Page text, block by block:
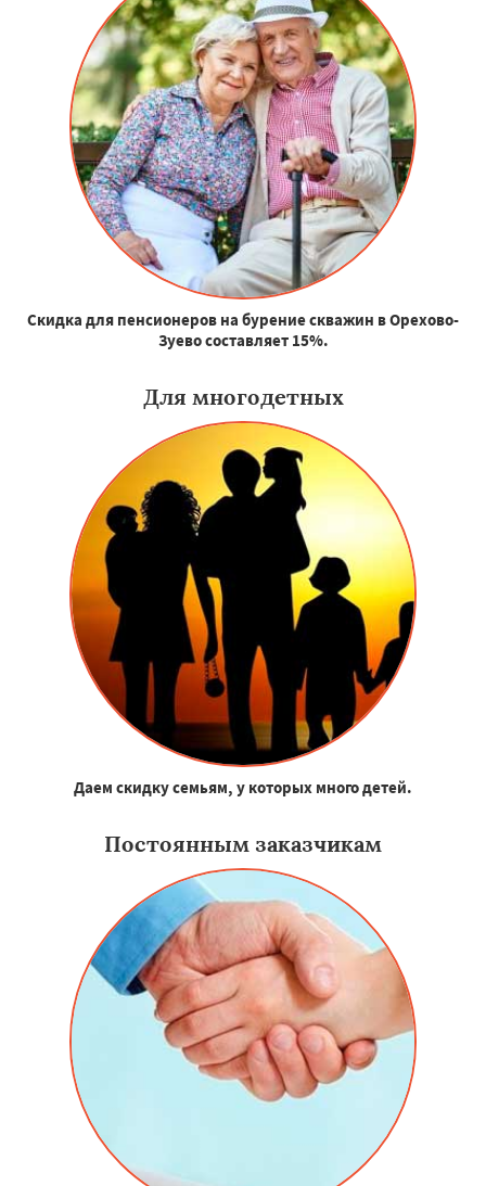
Скидка для пенсионеров на бурение скважин в Орехово-
Зуево составляет 15%.
Для многодетных
Даем скидку семьям, у которых много детей.
Постоянным заказчикам